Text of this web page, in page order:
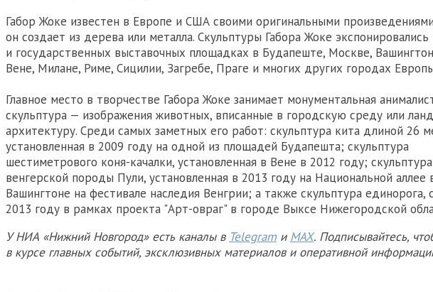
Габор Жоке известен в Европе и США своими оригинальными
он создает из дерева или металла. Скульптуры Габора Жоке экспонировались
и государственных выставочных площадках в Будапеште, Москве,
Вене, Милане, Риме, Сицилии, Загребе, Праге и многих других городах
Главное место в творчестве Габора Жоке занимает монументальная
скульптура — изображения животных, вписанные в городскую среду или
архитектуру. Среди самых заметных его работ: скульптура кита длиной 26
установленная в 2009 году на одной из площадей Будапешта; скульптура
шестиметрового коня-качалки, установленная в Вене в 2012 году;
венгерской породы Пули, установленная в 2013 году на Национальной аллее
Вашингтоне на фестивале наследия Венгрии; а также скульптура единорога,
2013 году в рамках проекта "Арт-овраг" в городе Выксе Нижегородской
У НИА «Нижний Новгород» есть каналы в Telegram и MAX. Подписывайтесь,
в курсе главных событий, эксклюзивных материалов и оперативной